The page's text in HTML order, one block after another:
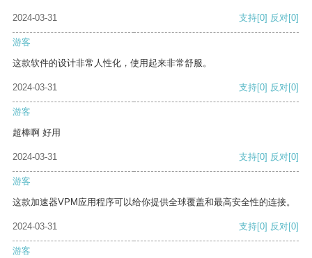
2024-03-31 支持[0] 反对[0]
游客
这款软件的设计非常人性化，使用起来非常舒服。
2024-03-31 支持[0] 反对[0]
游客
超棒啊 好用
2024-03-31 支持[0] 反对[0]
游客
这款加速器VPM应用程序可以给你提供全球覆盖和最高安全性的连接。
2024-03-31 支持[0] 反对[0]
游客